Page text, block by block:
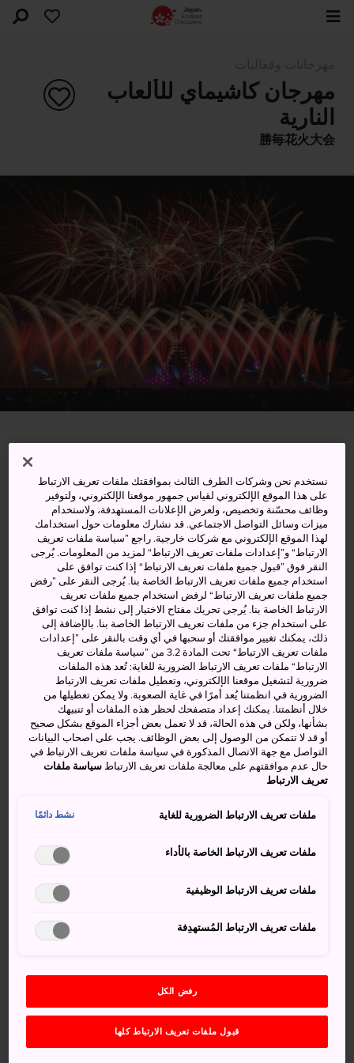
مهرجان كاشيماي للألعاب
النارية
勝毎花火大会
عرض على خرائط غوغل (Google Maps)
الحصول على معلومات العبور
الكلمات المفتاحية الخريطة
مهرجان مذهل للألعاب النارية
الملونة والمضيئة والفنية
تتمتع الألعاب النارية بتاريخ طويل في اليابان وتشكل جزءًا لا
يتجزأ من فترة عُطلة الأوبون الصيفية في منتصف شهر
أغسطس/آب. يُقام عرض كاتشيامي للألعاب النارية في أوبيهيرو
في الثالث عشر من شهر أغسطس/آب، ويُعد أحد أكبر العروض
حول منحنى في النهر وتشتهر بعروضها الفنية المذهلة، حيث يتم
والموسيقى والأضواء المتناغمة مع المناظر الطبيعية.
كيفية الوصول
يُقام عرض كاتشيامي للألعاب النارية على ضفاف نهر توكاتشي
دقيقة سيرًا على الأقدام من محطة أوبيهيرو.
افتتاح احتفالات الأوبون المحلية
نستخدم نحن وشركات الطرف الثالث بموافقتك ملفات تعريف الارتباط
على هذا الموقع الإلكتروني لقياس جمهور موقعنا الإلكتروني، ولتوفير
وظائف محسّنة وتخصيص، ولعرض الإعلانات المستهدفة، ولاستخدام
ميزات وسائل التواصل الاجتماعي. قد نشارك معلومات حول استخدامك
لهذا الموقع الإلكتروني مع شركات خارجية. راجع ”سياسة ملفات تعريف
الارتباط“ و”إعدادات ملفات تعريف الارتباط“ لمزيد من المعلومات. يُرجى
النقر فوق ”قبول جميع ملفات تعريف الارتباط“ إذا كنت توافق على
استخدام جميع ملفات تعريف الارتباط الخاصة بنا. يُرجى النقر على ”رفض
جميع ملفات تعريف الارتباط“ لرفض استخدام جميع ملفات تعريف
الارتباط الخاصة بنا. يُرجى تحريك مفتاح الاختيار إلى نشط إذا كنت توافق
على استخدام جزء من ملفات تعريف الارتباط الخاصة بنا. بالإضافة إلى
ذلك، يمكنك تغيير موافقتك أو سحبها في أي وقت بالنقر على ”إعدادات
ملفات تعريف الارتباط“ تحت المادة 3.2 من ”سياسة ملفات تعريف
الارتباط“ ملفات تعريف الارتباط الضرورية للغاية: تُعد هذه الملفات
ضرورية لتشغيل موقعنا الإلكتروني، وتعطيل ملفات تعريف الارتباط
الضرورية في انظمتنا يُعد أمرًا في غاية الصعوبة. ولا يمكن تعطيلها من
خلال أنظمتنا. يمكنك إعداد متصفحك لحظر هذه الملفات أو تنبيهك
بشأنها، ولكن في هذه الحالة، قد لا تعمل بعض أجزاء الموقع بشكل صحيح
أو قد لا تتمكن من الوصول إلى بعض الوظائف. يجب على اصحاب البيانات
التواصل مع جهة الاتصال المذكورة في سياسة ملفات تعريف الارتباط في
حال عدم موافقتهم على معالجة ملفات تعريف الارتباطسياسة ملفات
تعريف الارتباط
ملفات تعريف الارتباط الضرورية للغاية نشط دائمًا
ملفات تعريف الارتباط الخاصة بالأداء
ملفات تعريف الارتباط الوظيفية
ملفات تعريف الارتباط المُستهدِفة
رفض الكل
قبول ملفات تعريف الارتباط كلها